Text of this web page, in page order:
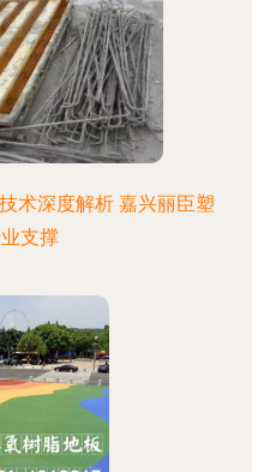
术深度解析 嘉兴丽臣塑
支撑